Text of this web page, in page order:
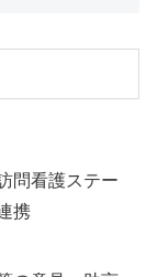
問看護ステー
携